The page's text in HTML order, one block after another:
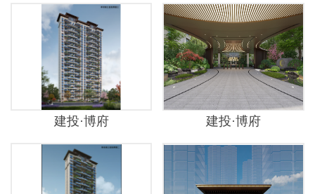
建投·博府 建投·博府